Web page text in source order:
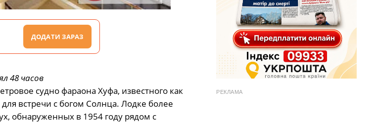
ДОДАТИ ЗАРАЗ
48 часов
судно фараона Хуфа, известного как
встречи с богом Солнца. Лодке более
обнаруженных в 1954 году рядом с
РЕКЛАМА